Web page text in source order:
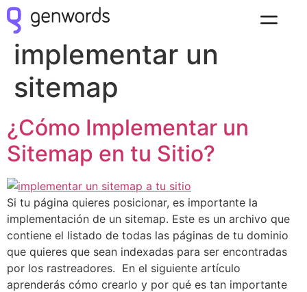
Etiqueta:
implementar un
sitemap
¿Cómo Implementar un
Sitemap en tu Sitio?
Si tu página quieres posicionar, es importante la
implementación de un sitemap. Este es un archivo que
contiene el listado de todas las páginas de tu dominio
que quieres que sean indexadas para ser encontradas
por los rastreadores. En el siguiente artículo
aprenderás cómo crearlo y por qué es tan importante